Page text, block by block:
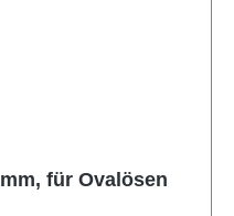
für Ovalösen